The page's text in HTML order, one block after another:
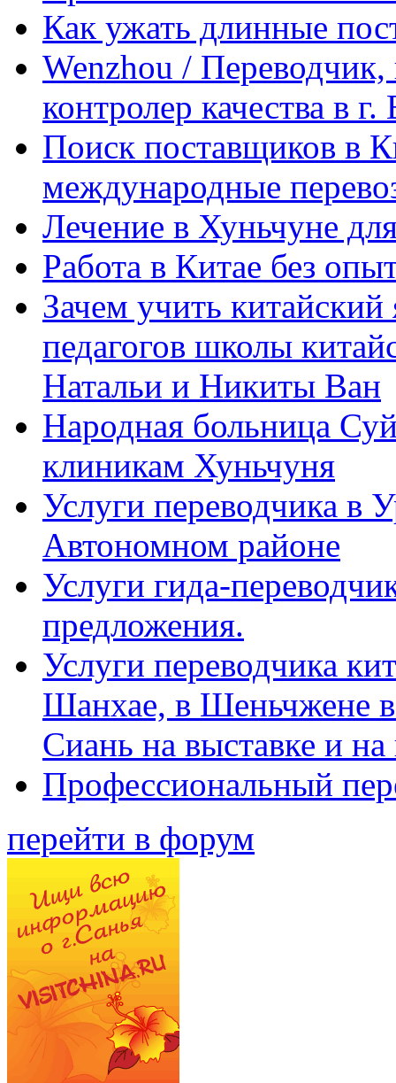
Как ужать длинные
Wenzhou / Переводчик,
контролер качества в
Поиск поставщиков в
международные
Лечение в Хуньчуне
Работа в Китае без
Зачем учить
педагогов школы
Натальи и Никиты Ван
Народная больница
клиникам Хуньчуня
Услуги переводчика в
Автономном районе
Услуги гида-
предложения.
Услуги переводчика
Шанхае, в Шеньчжене
Сиань на выставке и
Профессиональный
перейти в форум